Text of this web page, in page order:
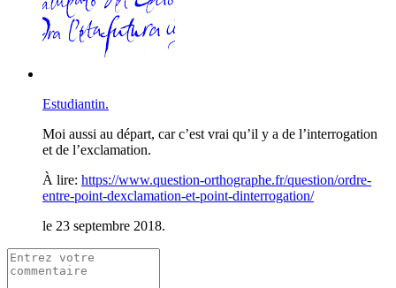
Estudiantin.
Moi aussi au départ, car c’est vrai qu’il y a de l’interrogation
et de l’exclamation.
À lire: https://www.question-orthographe.fr/question/ordre-
entre-point-dexclamation-et-point-dinterrogation/
le 23 septembre 2018.